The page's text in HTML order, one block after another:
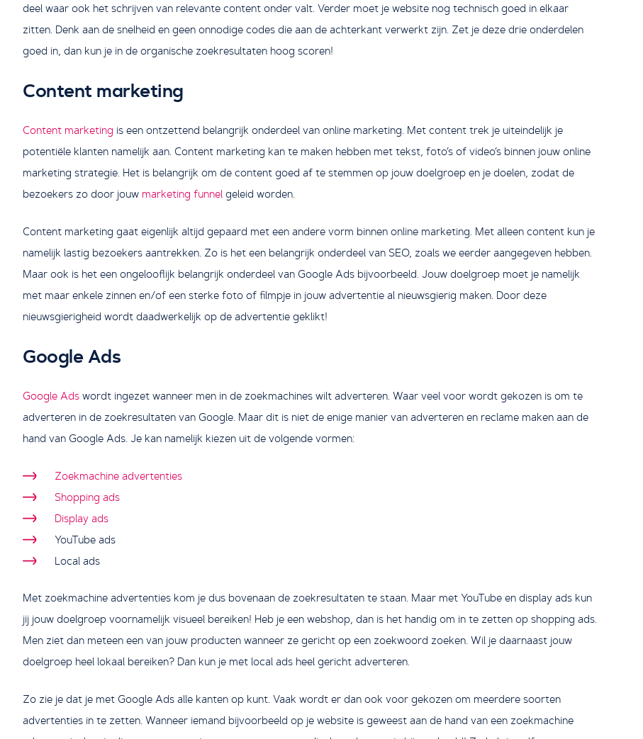
deel waar ook het schrijven van relevante content onder valt. Verder moet je website nog technisch goed in elkaar
zitten. Denk aan de snelheid en geen onnodige codes die aan de achterkant verwerkt zijn. Zet je deze drie onderdelen
goed in, dan kun je in de organische zoekresultaten hoog scoren!
Content marketing
Content marketing is een ontzettend belangrijk onderdeel van online marketing. Met content trek je uiteindelijk je
potentiële klanten namelijk aan. Content marketing kan te maken hebben met tekst, foto’s of video’s binnen jouw online
marketing strategie. Het is belangrijk om de content goed af te stemmen op jouw doelgroep en je doelen, zodat de
bezoekers zo door jouw marketing funnel geleid worden.
Content marketing gaat eigenlijk altijd gepaard met een andere vorm binnen online marketing. Met alleen content kun je
namelijk lastig bezoekers aantrekken. Zo is het een belangrijk onderdeel van SEO, zoals we eerder aangegeven hebben.
Maar ook is het een ongelooflijk belangrijk onderdeel van Google Ads bijvoorbeeld. Jouw doelgroep moet je namelijk
met maar enkele zinnen en/of een sterke foto of filmpje in jouw advertentie al nieuwsgierig maken. Door deze
nieuwsgierigheid wordt daadwerkelijk op de advertentie geklikt!
Google Ads
Google Ads wordt ingezet wanneer men in de zoekmachines wilt adverteren. Waar veel voor wordt gekozen is om te
adverteren in de zoekresultaten van Google. Maar dit is niet de enige manier van adverteren en reclame maken aan de
hand van Google Ads. Je kan namelijk kiezen uit de volgende vormen:
Zoekmachine advertenties
Shopping ads
Display ads
YouTube ads
Local ads
Met zoekmachine advertenties kom je dus bovenaan de zoekresultaten te staan. Maar met YouTube en display ads kun
jij jouw doelgroep voornamelijk visueel bereiken! Heb je een webshop, dan is het handig om in te zetten op shopping ads.
Men ziet dan meteen een van jouw producten wanneer ze gericht op een zoekwoord zoeken. Wil je daarnaast jouw
doelgroep heel lokaal bereiken? Dan kun je met local ads heel gericht adverteren.
Zo zie je dat je met Google Ads alle kanten op kunt. Vaak wordt er dan ook voor gekozen om meerdere soorten
advertenties in te zetten. Wanneer iemand bijvoorbeeld op je website is geweest aan de hand van een zoekmachine